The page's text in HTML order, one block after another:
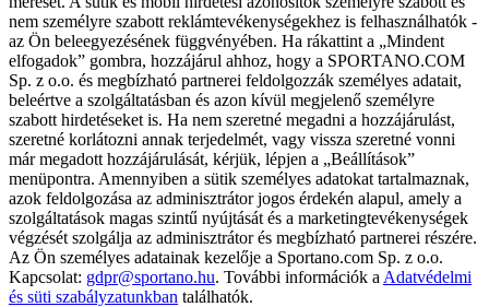
nem személyre szabott reklámtevékenységekhez is felhasználhatók -
az Ön beleegyezésének függvényében. Ha rákattint a „Mindent
elfogadok” gombra, hozzájárul ahhoz, hogy a SPORTANO.COM
Sp. z o.o. és megbízható partnerei feldolgozzák személyes adatait,
beleértve a szolgáltatásban és azon kívül megjelenő személyre
szabott hirdetéseket is. Ha nem szeretné megadni a hozzájárulást,
szeretné korlátozni annak terjedelmét, vagy vissza szeretné vonni
már megadott hozzájárulását, kérjük, lépjen a „Beállítások”
menüpontra. Amennyiben a sütik személyes adatokat tartalmaznak,
azok feldolgozása az adminisztrátor jogos érdekén alapul, amely a
szolgáltatások magas szintű nyújtását és a marketingtevékenységek
végzését szolgálja az adminisztrátor és megbízható partnerei részére.
Az Ön személyes adatainak kezelője a Sportano.com Sp. z o.o.
Kapcsolat: gdpr@sportano.hu. További információk a Adatvédelmi
és süti szabályzatunkban találhatók.